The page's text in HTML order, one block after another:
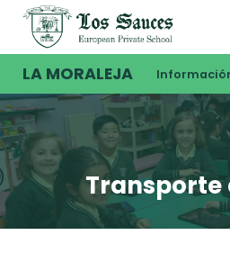
LA MORALEJA
Transporte